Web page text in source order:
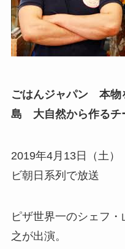
ごはんジャパン 本物
島 大自然から作るチ
2019年4月13日（土
ビ朝日系列で放送
ピザ世界一のシェフ
之が出演。